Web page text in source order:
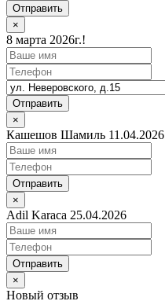
Отправить
×
8 марта 2026г.!
Отправить
×
Кашешов Шамиль 11.04.2026
Отправить
×
Adil Karaca 25.04.2026
Отправить
×
Новый отзыв